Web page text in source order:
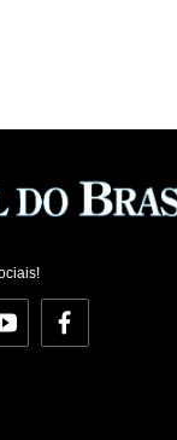
YouTubeFacebook